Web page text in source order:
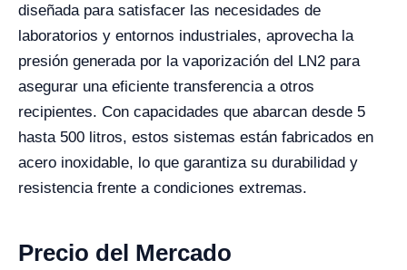
diseñada para satisfacer las necesidades de
laboratorios y entornos industriales, aprovecha la
presión generada por la vaporización del LN2 para
asegurar una eficiente transferencia a otros
recipientes. Con capacidades que abarcan desde 5
hasta 500 litros, estos sistemas están fabricados en
acero inoxidable, lo que garantiza su durabilidad y
resistencia frente a condiciones extremas.
Precio del Mercado